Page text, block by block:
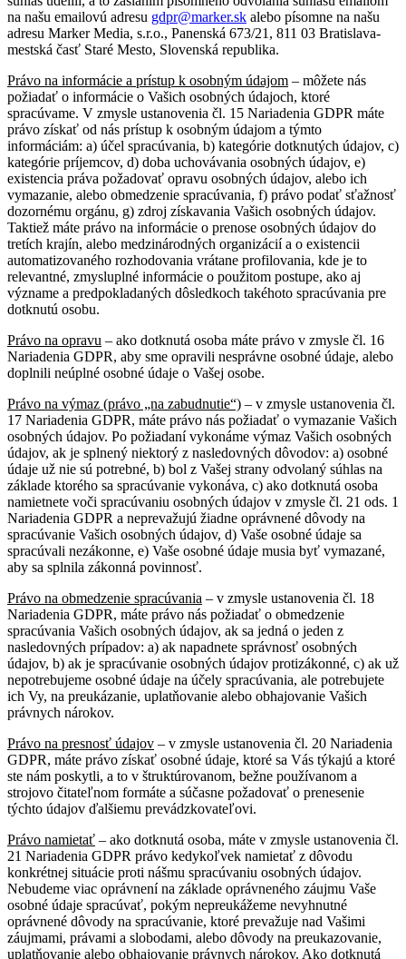
na našu emailovú adresu gdpr@marker.sk alebo písomne na našu
adresu Marker Media, s.r.o., Panenská 673/21, 811 03 Bratislava-
mestská časť Staré Mesto, Slovenská republika.
Právo na informácie a prístup k osobným údajom – môžete nás
požiadať o informácie o Vašich osobných údajoch, ktoré
spracúvame. V zmysle ustanovenia čl. 15 Nariadenia GDPR máte
právo získať od nás prístup k osobným údajom a týmto
informáciám: a) účel spracúvania, b) kategórie dotknutých údajov, c)
kategórie príjemcov, d) doba uchovávania osobných údajov, e)
existencia práva požadovať opravu osobných údajov, alebo ich
vymazanie, alebo obmedzenie spracúvania, f) právo podať sťažnosť
dozornému orgánu, g) zdroj získavania Vašich osobných údajov.
Taktiež máte právo na informácie o prenose osobných údajov do
tretích krajín, alebo medzinárodných organizácií a o existencii
automatizovaného rozhodovania vrátane profilovania, kde je to
relevantné, zmysluplné informácie o použitom postupe, ako aj
význame a predpokladaných dôsledkoch takéhoto spracúvania pre
dotknutú osobu.
Právo na opravu – ako dotknutá osoba máte právo v zmysle čl. 16
Nariadenia GDPR, aby sme opravili nesprávne osobné údaje, alebo
doplnili neúplné osobné údaje o Vašej osobe.
Právo na výmaz (právo „na zabudnutie“) – v zmysle ustanovenia čl.
17 Nariadenia GDPR, máte právo nás požiadať o vymazanie Vašich
osobných údajov. Po požiadaní vykonáme výmaz Vašich osobných
údajov, ak je splnený niektorý z nasledovných dôvodov: a) osobné
údaje už nie sú potrebné, b) bol z Vašej strany odvolaný súhlas na
základe ktorého sa spracúvanie vykonáva, c) ako dotknutá osoba
namietnete voči spracúvaniu osobných údajov v zmysle čl. 21 ods. 1
Nariadenia GDPR a neprevažujú žiadne oprávnené dôvody na
spracúvanie Vašich osobných údajov, d) Vaše osobné údaje sa
spracúvali nezákonne, e) Vaše osobné údaje musia byť vymazané,
aby sa splnila zákonná povinnosť.
Právo na obmedzenie spracúvania – v zmysle ustanovenia čl. 18
Nariadenia GDPR, máte právo nás požiadať o obmedzenie
spracúvania Vašich osobných údajov, ak sa jedná o jeden z
nasledovných prípadov: a) ak napadnete správnosť osobných
údajov, b) ak je spracúvanie osobných údajov protizákonné, c) ak už
nepotrebujeme osobné údaje na účely spracúvania, ale potrebujete
ich Vy, na preukázanie, uplatňovanie alebo obhajovanie Vašich
právnych nárokov.
Právo na presnosť údajov – v zmysle ustanovenia čl. 20 Nariadenia
GDPR, máte právo získať osobné údaje, ktoré sa Vás týkajú a ktoré
ste nám poskytli, a to v štruktúrovanom, bežne používanom a
strojovo čitateľnom formáte a súčasne požadovať o prenesenie
týchto údajov ďalšiemu prevádzkovateľovi.
Právo namietať – ako dotknutá osoba, máte v zmysle ustanovenia čl.
21 Nariadenia GDPR právo kedykoľvek namietať z dôvodu
konkrétnej situácie proti nášmu spracúvaniu osobných údajov.
Nebudeme viac oprávnení na základe oprávneného záujmu Vaše
osobné údaje spracúvať, pokým nepreukážeme nevyhnutné
oprávnené dôvody na spracúvanie, ktoré prevažuje nad Vašimi
záujmami, právami a slobodami, alebo dôvody na preukazovanie,
uplatňovanie alebo obhajovanie právnych nárokov. Ako dotknutá